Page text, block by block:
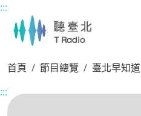
主要內容區塊
:::
首頁 節目總覽 臺北早知道
:::